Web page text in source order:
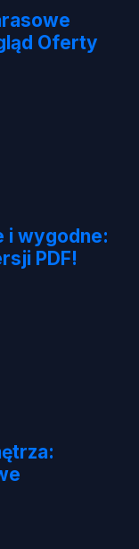
Oferty
i wygodne:
PDF!